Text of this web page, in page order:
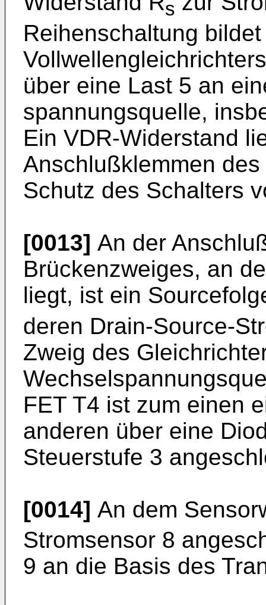
s
Reihenschaltung
über eine Last 5 an
spannungsquelle,
Ein VDR-Widerstand
Anschlußklemmen
Schutz des Schalters
[0013] An der
Brückenzweiges, an
liegt, ist ein
deren Drain-Source-
Zweig des
FET T4 ist zum einen
anderen über eine
Steuerstufe 3
[0014] An dem
Stromsensor 8
9 an die Basis des